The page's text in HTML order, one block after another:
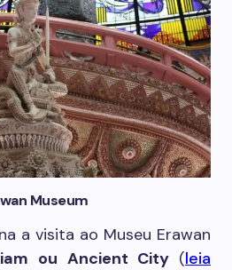
Museum
a visita ao Museu Erawan
ou Ancient City (leia